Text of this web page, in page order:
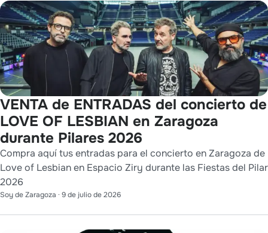
VENTA de ENTRADAS del concierto de
LOVE OF LESBIAN en Zaragoza
durante Pilares 2026
Compra aquí tus entradas para el concierto en Zaragoza de
Love of Lesbian en Espacio Ziry durante las Fiestas del Pilar
2026
Soy de Zaragoza · 9 de julio de 2026